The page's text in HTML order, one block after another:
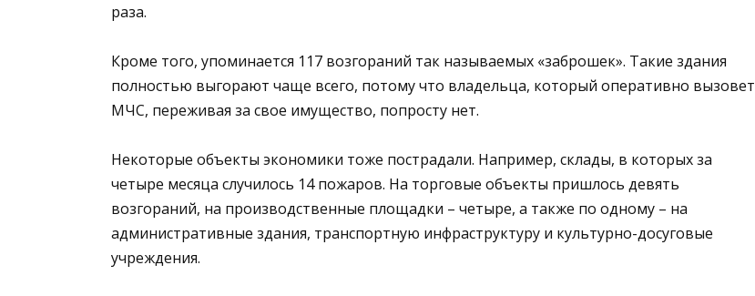
раза.
Кроме того, упоминается 117 возгораний так называемых «заброшек». Такие здания
полностью выгорают чаще всего, потому что владельца, который оперативно вызовет
МЧС, переживая за свое имущество, попросту нет.
Некоторые объекты экономики тоже пострадали. Например, склады, в которых за
четыре месяца случилось 14 пожаров. На торговые объекты пришлось девять
возгораний, на производственные площадки – четыре, а также по одному – на
административные здания, транспортную инфраструктуру и культурно-досуговые
учреждения.